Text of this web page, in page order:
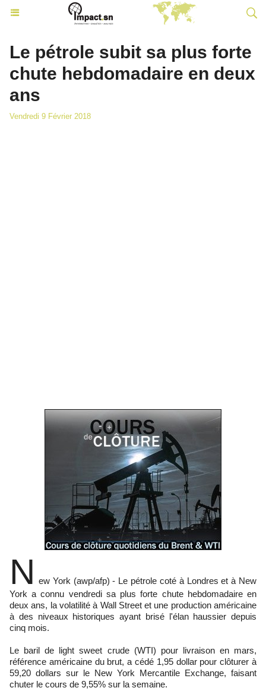
Le pétrole subit sa plus forte
chute hebdomadaire en deux
ans
Vendredi 9 Février 2018
N ew York (awp/afp) - Le pétrole coté à Londres et à New
York a connu vendredi sa plus forte chute hebdomadaire en
deux ans, la volatilité à Wall Street et une production américaine
à des niveaux historiques ayant brisé l'élan haussier depuis
cinq mois.
Le baril de light sweet crude (WTI) pour livraison en mars,
référence américaine du brut, a cédé 1,95 dollar pour clôturer à
59,20 dollars sur le New York Mercantile Exchange, faisant
chuter le cours de 9,55% sur la semaine.